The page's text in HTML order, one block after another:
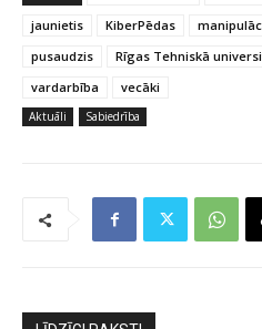
jaunietis
KiberPēdas
pusaudzis
Rīgas Tehniskā
vardarbība
vecāki
Aktuāli Sabiedrība